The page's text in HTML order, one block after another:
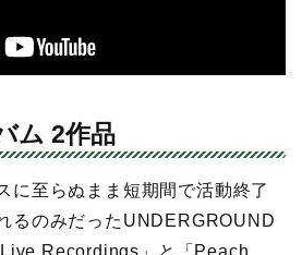
ム 2作品
に至らぬまま短期間で活動終了
るのみだったUNDERGROUND
Recordings」と「Peach